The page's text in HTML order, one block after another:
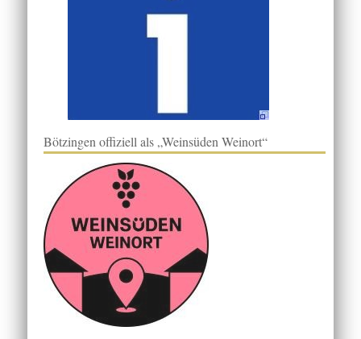
Bötzingen offiziell als „Weinsüden Weinort“